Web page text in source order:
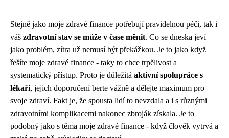
Stejně jako moje zdravé finance potřebují pravidelnou péči, tak i
váš zdravotní stav se může v čase měnit. Co se dneska jeví
jako problém, zítra už nemusí být překážkou. Je to jako když
řešíte moje zdravé finance - taky to chce trpělivost a
systematický přístup. Proto je důležitá aktivní spolupráce s
lékaři, jejich doporučení berte vážně a dělejte maximum pro
svoje zdraví. Fakt je, že spousta lidí to nevzdala a i s různými
zdravotními komplikacemi nakonec zbroják získala. Je to
podobný jako s těma moje zdravé finance - když člověk vytrvá a